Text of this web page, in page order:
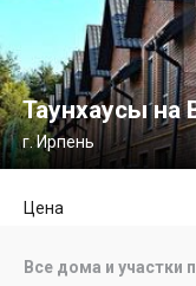
Таунхаусы на
г. Ирпень
Цена
Все дома и участки